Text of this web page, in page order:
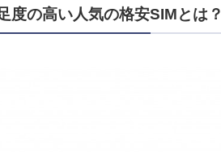
度の高い人気の格安SIMとは？